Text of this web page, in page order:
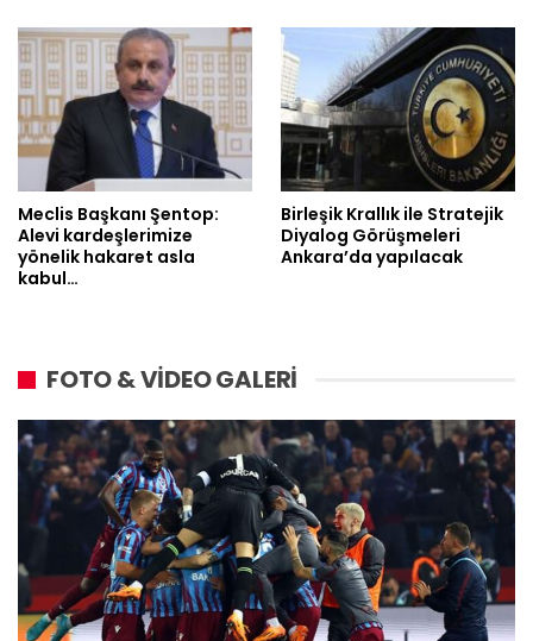
Meclis Başkanı Şentop:
Alevi kardeşlerimize
yönelik hakaret asla
kabul…
Birleşik Krallık ile Stratejik
Diyalog Görüşmeleri
Ankara’da yapılacak
FOTO & VİDEO GALERİ